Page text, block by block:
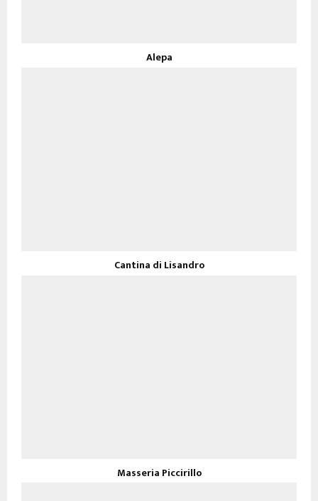
Alepa
Cantina di Lisandro
Masseria Piccirillo